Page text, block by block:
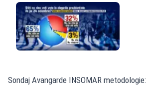
Sondaj Avangarde INSOMAR metodologie: